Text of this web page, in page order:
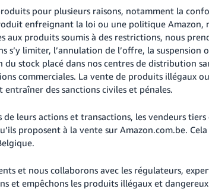
pour plusieurs raisons, notamment la
enfreignant la loi ou une politique Amazon,
aux produits soumis à des restrictions, nous
s’y limiter, l’annulation de l’offre, la suspension
stock placé dans nos centres de distribution
commerciales. La vente de produits illégaux
des sanctions civiles et pénales.
de leurs actions et transactions, les vendeurs
proposent à la vente sur Amazon.com.be.
et nous collaborons avec les régulateurs,
et empêchons les produits illégaux et